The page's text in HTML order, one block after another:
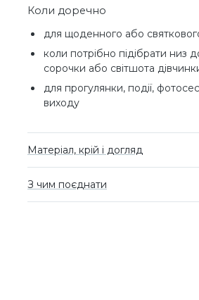
Коли доречно
для щоденного або
коли потрібно підібрати низ
сорочки або світшота
для прогулянки, події,
виходу
Матеріал, крій і догляд
З чим поєднати